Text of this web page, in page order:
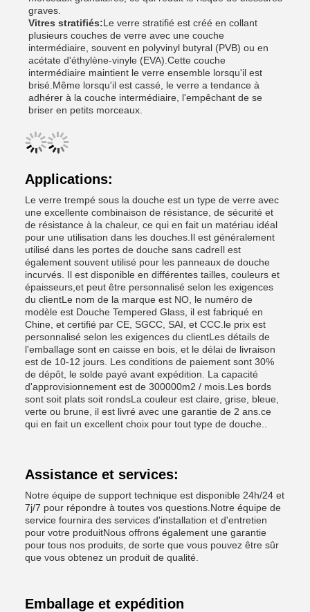
graves.
Vitres stratifiés:Le verre stratifié est créé en collant
plusieurs couches de verre avec une couche
intermédiaire, souvent en polyvinyl butyral (PVB) ou en
acétate d'éthylène-vinyle (EVA).Cette couche
intermédiaire maintient le verre ensemble lorsqu'il est
brisé.Même lorsqu'il est cassé, le verre a tendance à
adhérer à la couche intermédiaire, l'empêchant de se
briser en petits morceaux.
Applications:
Le verre trempé sous la douche est un type de verre avec
une excellente combinaison de résistance, de sécurité et
de résistance à la chaleur, ce qui en fait un matériau idéal
pour une utilisation dans les douches.Il est généralement
utilisé dans les portes de douche sans cadreIl est
également souvent utilisé pour les panneaux de douche
incurvés. Il est disponible en différentes tailles, couleurs et
épaisseurs,et peut être personnalisé selon les exigences
du clientLe nom de la marque est NO, le numéro de
modèle est Douche Tempered Glass, il est fabriqué en
Chine, et certifié par CE, SGCC, SAI, et CCC.le prix est
personnalisé selon les exigences du clientLes détails de
l'emballage sont en caisse en bois, et le délai de livraison
est de 10-12 jours. Les conditions de paiement sont 30%
de dépôt, le solde payé avant expédition. La capacité
d'approvisionnement est de 300000m2 / mois.Les bords
sont soit plats soit rondsLa couleur est claire, grise, bleue,
verte ou brune, il est livré avec une garantie de 2 ans.ce
qui en fait un excellent choix pour tout type de douche..
Assistance et services:
Notre équipe de support technique est disponible 24h/24 et
7j/7 pour répondre à toutes vos questions.Notre équipe de
service fournira des services d'installation et d'entretien
pour votre produitNous offrons également une garantie
pour tous nos produits, de sorte que vous pouvez être sûr
que vous obtenez un produit de qualité.
Emballage et expédition